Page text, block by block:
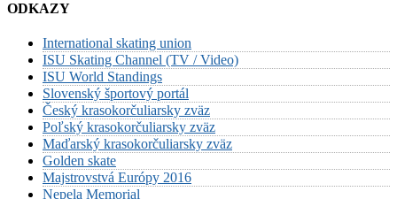
ODKAZY
International skating union
ISU Skating Channel (TV / Video)
ISU World Standings
Slovenský športový portál
Český krasokorčuliarsky zväz
Poľský krasokorčuliarsky zväz
Maďarský krasokorčuliarsky zväz
Golden skate
Majstrovstvá Európy 2016
Nepela Memorial